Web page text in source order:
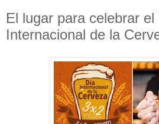
El lugar para celebrar el
Internacional de la